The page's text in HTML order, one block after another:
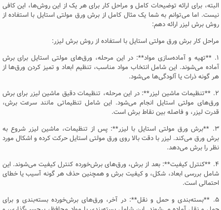
البته، برای ارائه توضیحات کامل و مراحل کار برای هر یک از این روش‌ها، این کافی
نیست. اما می‌توانم به شما یک مثال کامل از برش ورق مولتی استایل با استفاده از
روش برش لیزر ارائه دهم:
مراحل کار برش ورق مولتی استایل با استفاده از روش برش لیزر:
۱. **تهیه و آماده‌سازی مواد**: در این مرحله، ورق‌های مولتی استایل برای برش
آماده می‌شوند. این شامل انتخاب مواد مناسب، تنظیم ابعاد و تمیز کردن ورق‌ها از
هر گونه ذرات یا آلودگی‌ها می‌شود.
۲. **تنظیمات ماشین لیزر**: در این مرحله، تنظیمات دقیق ماشین لیزر برای برش
ورق‌های مولتی استایل انجام می‌شود. این شامل تنظیماتی مانند سرعت برش،
قدرت لیزر، و فاصله بین نقاط برش است.
۳. **برش ورق مولتی استایل با لیزر**: پس از تنظیمات، ماشین لیزر شروع به
برش ورق می‌کند. لیزر با دقت بالا روی ورق مولتی استایل حرکت کرده و اشکال مورد
نظر را برش می‌دهد.
۴. **کنترل کیفیت**: بعد از برش، ورق‌های برش‌خورده کنترل کیفیت می‌شوند. این
شامل بررسی ابعاد، شکل، و کیفیت برش و همچنین حذف هر گونه آسیب یا خطای
احتمالی است.
۵. **بسته‌بندی و حمل و نقل**: در آخر، ورق‌های برش‌خورده بسته‌بندی و برای